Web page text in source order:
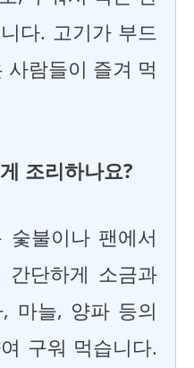
다. 고기가 부드
사람들이 즐겨 먹
조리하나요?
불이나 팬에서
간단하게 소금과
마늘, 양파 등의
구워 먹습니다.